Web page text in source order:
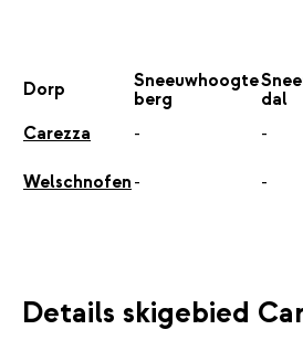
Dorp
Sneeuwhoogte
berg
dal
Carezza
- -
Welschnofen - -
Details skigebied